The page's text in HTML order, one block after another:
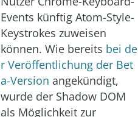
Events künftig Atom-Style-
Keystrokes zuweisen
können. Wie bereits bei de
r Veröffentlichung der Bet
a-Version angekündigt,
wurde der Shadow DOM
als Möglichkeit zur